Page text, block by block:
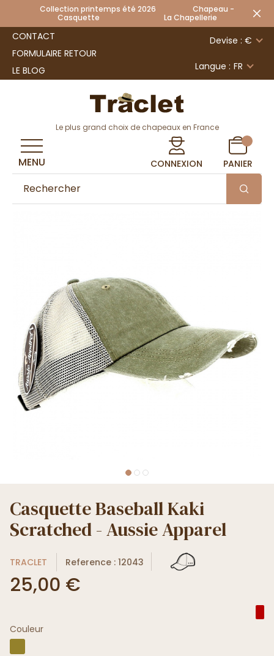
Collection printemps été 2026 Chapeau -
Casquette La Chapellerie
CONTACT
FORMULAIRE RETOUR
LE BLOG
Devise : €
Langue : FR
Le plus grand choix de chapeaux en France
CONNEXION PANIER
MENU
Casquette Baseball Kaki
Scratched - Aussie Apparel
TRACLET Reference : 12043
25,00 €
Couleur